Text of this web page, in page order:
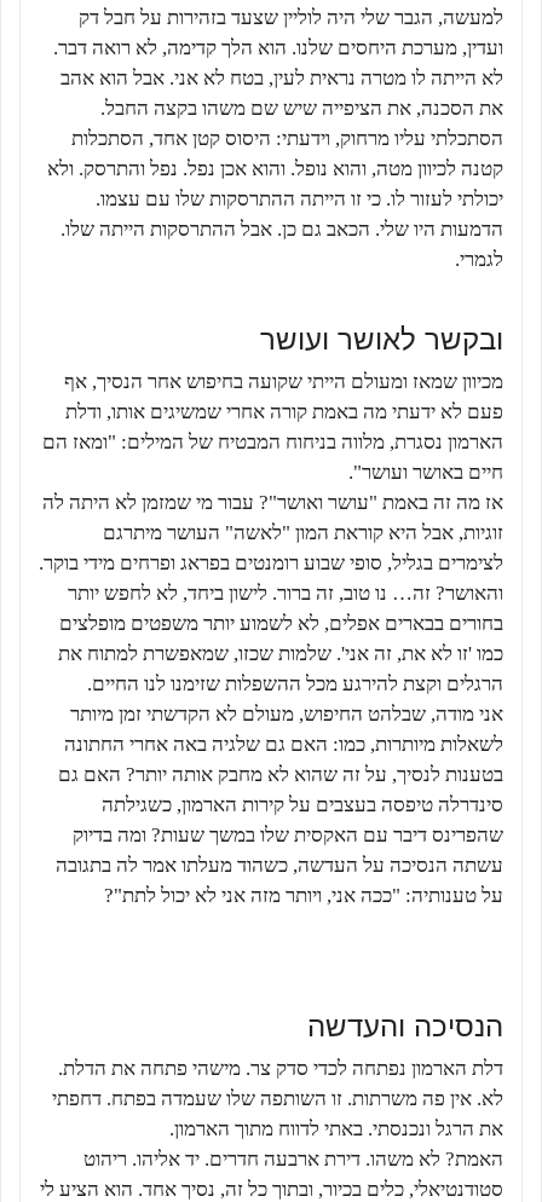
למעשה, הגבר שלי היה לוליין שצעד בזהירות על חבל דק
ועדין, מערכת היחסים שלנו. הוא הלך קדימה, לא רואה דבר.
לא הייתה לו מטרה נראית לעין, בטח לא אני. אבל הוא אהב
את הסכנה, את הציפייה שיש שם משהו בקצה החבל.
הסתכלתי עליו מרחוק, וידעתי: היסוס קטן אחד, הסתכלות
קטנה לכיוון מטה, והוא נופל. והוא אכן נפל. נפל והתרסק. ולא
יכולתי לעזור לו. כי זו הייתה ההתרסקות שלו עם עצמו.
הדמעות היו שלי. הכאב גם כן. אבל ההתרסקות הייתה שלו.
לגמרי.
ובקשר לאושר ועושר
מכיוון שמאז ומעולם הייתי שקועה בחיפוש אחר הנסיך, אף
פעם לא ידעתי מה באמת קורה אחרי שמשיגים אותו, ודלת
הארמון נסגרת, מלווה בניחוח המבטיח של המילים: "ומאז הם
חיים באושר ועושר".
אז מה זה באמת "עושר ואושר"? עבור מי שמזמן לא היתה לה
זוגיות, אבל היא קוראת המון "לאשה" העושר מיתרגם
לצימרים בגליל, סופי שבוע רומנטים בפראג ופרחים מידי בוקר.
והאושר? זה… נו טוב, זה ברור. לישון ביחד, לא לחפש יותר
בחורים בבארים אפלים, לא לשמוע יותר משפטים מופלצים
כמו 'זו לא את, זה אני'. שלמות שכזו, שמאפשרת למתוח את
הרגלים וקצת להירגע מכל ההשפלות שזימנו לנו החיים.
אני מודה, שבלהט החיפוש, מעולם לא הקדשתי זמן מיותר
לשאלות מיותרות, כמו: האם גם שלגיה באה אחרי החתונה
בטענות לנסיך, על זה שהוא לא מחבק אותה יותר? האם גם
סינדרלה טיפסה בעצבים על קירות הארמון, כשגילתה
שהפרינס דיבר עם האקסית שלו במשך שעות? ומה בדיוק
עשתה הנסיכה על העדשה, כשהוד מעלתו אמר לה בתגובה
על טענותיה: "ככה אני, ויותר מזה אני לא יכול לתת"?
הנסיכה והעדשה
דלת הארמון נפתחה לכדי סדק צר. מישהי פתחה את הדלת.
לא. אין פה משרתות. זו השותפה שלו שעמדה בפתח. דחפתי
את הרגל ונכנסתי. באתי לדווח מתוך הארמון.
האמת? לא משהו. דירת ארבעה חדרים. יד אליהו. ריהוט
סטודנטיאלי, כלים בכיור, ובתוך כל זה, נסיך אחד. הוא הציע לי